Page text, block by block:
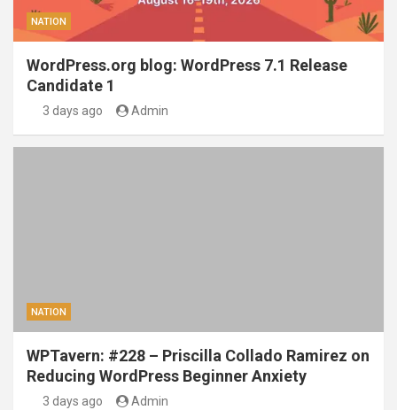
NATION
WordPress.org blog: WordPress 7.1 Release
Candidate 1
3 days ago Admin
NATION
WPTavern: #228 – Priscilla Collado Ramirez on
Reducing WordPress Beginner Anxiety
3 days ago Admin